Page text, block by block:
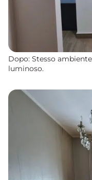
Dopo: Stesso
luminoso.